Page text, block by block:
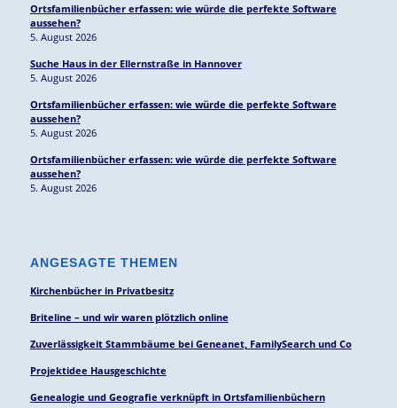
Ortsfamilienbücher erfassen: wie würde die perfekte Software
aussehen?
5. August 2026
Suche Haus in der Ellernstraße in Hannover
5. August 2026
Ortsfamilienbücher erfassen: wie würde die perfekte Software
aussehen?
5. August 2026
Ortsfamilienbücher erfassen: wie würde die perfekte Software
aussehen?
5. August 2026
ANGESAGTE THEMEN
Kirchenbücher in Privatbesitz
Briteline – und wir waren plötzlich online
Zuverlässigkeit Stammbäume bei Geneanet, FamilySearch und Co
Projektidee Hausgeschichte
Genealogie und Geografie verknüpft in Ortsfamilienbüchern